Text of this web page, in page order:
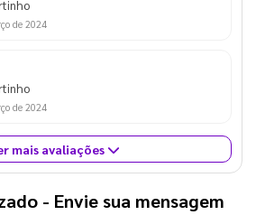
de 2024
de 2024
mais avaliações
- Envie sua mensagem